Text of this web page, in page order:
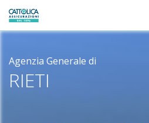
Generali logo
Agenzia Generale di
RIETI